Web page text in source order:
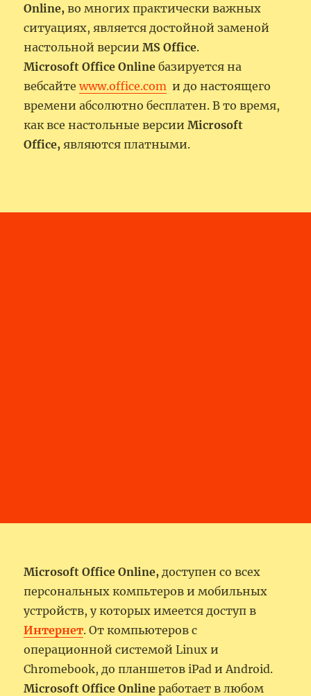
Online, во многих практически важных
ситуациях, является достойной заменой
настольной версииMS Office.
Microsoft Office Online базируется на
вебсайтеwww.office.com и до настоящего
времени абсолютно бесплатен. В то время,
как все настольные версииMicrosoft
Office, являются платными.
Microsoft Office Online, доступен со всех
персональных компьтеров и мобильных
устройств, у которых имеется доступ в
Интернет. От компьютеров с
операционной системой Linux и
Chromebook, до планшетов iPad и Android.
Microsoft Office Online работает в любом